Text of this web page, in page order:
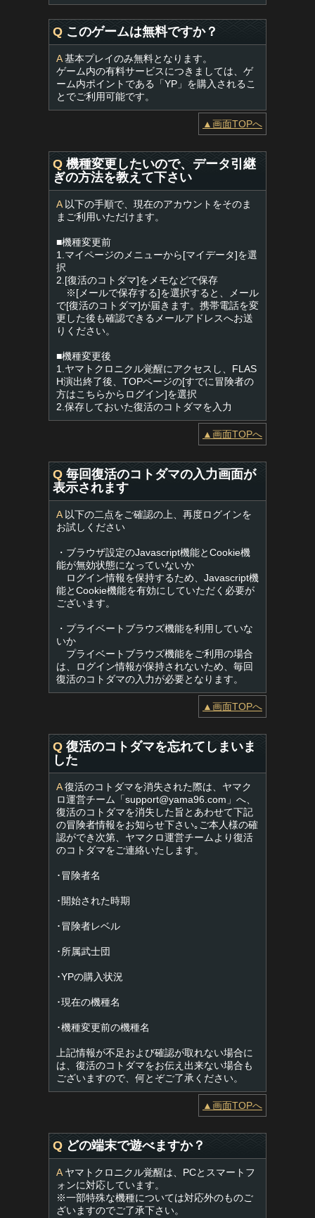
Q このゲームは無料ですか？
A基本プレイのみ無料となります。
ゲーム内の有料サービスにつきましては、ゲ
ーム内ポイントである「YP」を購入されるこ
とでご利用可能です。
▲画面TOPへ
Q 機種変更したいので、データ引継
ぎの方法を教えて下さい
A以下の手順で、現在のアカウントをそのま
まご利用いただけます。
■機種変更前
1.マイページのメニューから[マイデータ]を選
択
2.[復活のコトダマ]をメモなどで保存
※[メールで保存する]を選択すると、メール
で[復活のコトダマ]が届きます。携帯電話を変
更した後も確認できるメールアドレスへお送
りください。
■機種変更後
1.ヤマトクロニクル覚醒にアクセスし、FLAS
H演出終了後、TOPページの[すでに冒険者の
方はこちらからログイン]を選択
2.保存しておいた復活のコトダマを入力
▲画面TOPへ
Q 毎回復活のコトダマの入力画面が
表示されます
A以下の二点をご確認の上、再度ログインを
お試しください
・ブラウザ設定のJavascript機能とCookie機
能が無効状態になっていないか
ログイン情報を保持するため、Javascript機
能とCookie機能を有効にしていただく必要が
ございます。
・プライベートブラウズ機能を利用していな
いか
プライベートブラウズ機能をご利用の場合
は、ログイン情報が保持されないため、毎回
復活のコトダマの入力が必要となります。
▲画面TOPへ
Q 復活のコトダマを忘れてしまいま
した
A復活のコトダマを消失された際は、ヤマク
ロ運営チーム「support@yama96.com 」へ、
復活のコトダマを消失した旨とあわせて下記
の冒険者情報をお知らせ下さい｡ご本人様の確
認ができ次第、ヤマクロ運営チームより復活
のコトダマをご連絡いたします。
･冒険者名
･開始された時期
･冒険者レベル
･所属武士団
･YPの購入状況
･現在の機種名
･機種変更前の機種名
上記情報が不足および確認が取れない場合に
は、復活のコトダマをお伝え出来ない場合も
ございますので、何とぞご了承ください。
▲画面TOPへ
Q どの端末で遊べますか？
Aヤマトクロニクル覚醒は、PCとスマートフ
ォンに対応しています。
※一部特殊な機種については対応外のものご
ざいますのでご了承下さい。